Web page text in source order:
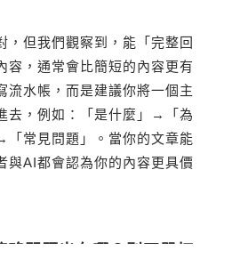
，但我們觀察到，能「完整回
容，通常會比簡短的內容更有
流水帳，而是建議你將一個主
去，例如：「是什麼」→「為
常見問題」。當你的文章能
與AI都會認為你的內容更具價